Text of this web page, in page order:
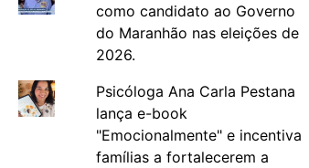
como candidato ao Governo
do Maranhão nas eleições de
2026.
Psicóloga Ana Carla Pestana
lança e-book
"Emocionalmente" e incentiva
famílias a fortalecerem a